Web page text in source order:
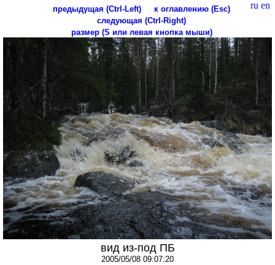
ru en
предыдущая (Ctrl-Left)
к оглавлению (Esc)
следующая (Ctrl-Right)
размер (S или левая кнопка мыши)
вид из-под ПБ
2005/05/08 09:07:20